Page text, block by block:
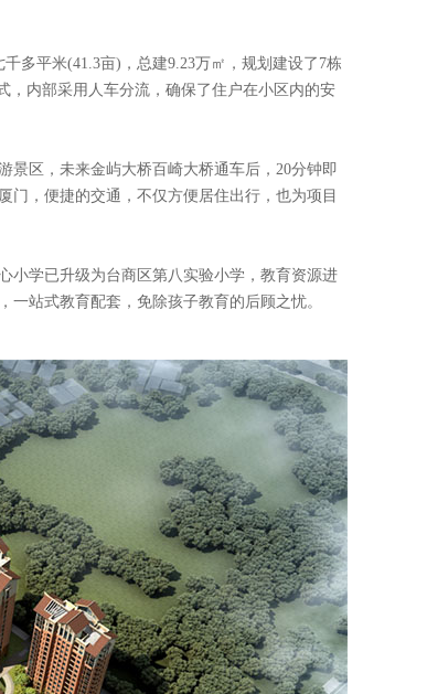
多平米(41.3亩)，总建9.23万㎡，规划建设了7栋
，内部采用人车分流，确保了住户在小区内的安
景区，未来金屿大桥百崎大桥通车后，20分钟即
门，便捷的交通，不仅方便居住出行，也为项目
小学已升级为台商区第八实验小学，教育资源进
站式教育配套，免除孩子教育的后顾之忧。